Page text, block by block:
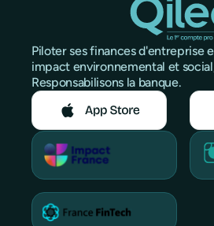
Piloter ses finances d'entreprise
impact environnemental et
Responsabilisons la banque.